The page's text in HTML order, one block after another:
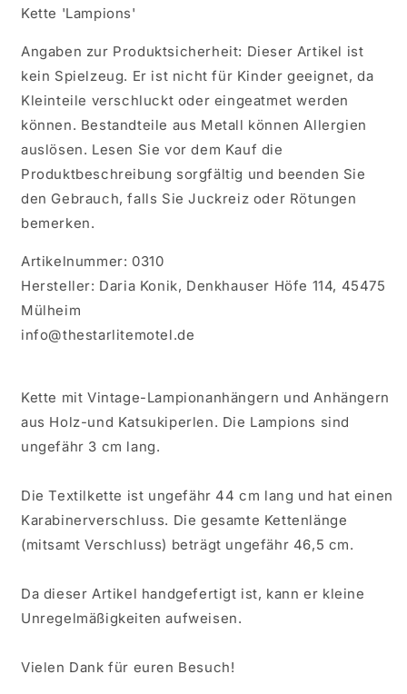
Kette 'Lampions'
Angaben zur Produktsicherheit: Dieser Artikel ist
kein Spielzeug. Er ist nicht für Kinder geeignet, da
Kleinteile verschluckt oder eingeatmet werden
können. Bestandteile aus Metall können Allergien
auslösen. Lesen Sie vor dem Kauf die
Produktbeschreibung sorgfältig und beenden Sie
den Gebrauch, falls Sie Juckreiz oder Rötungen
bemerken.
Artikelnummer: 0310
Hersteller: Daria Konik, Denkhauser Höfe 114, 45475
Mülheim
info@thestarlitemotel.de
Kette mit Vintage-Lampionanhängern und Anhängern
aus Holz-und Katsukiperlen. Die Lampions sind
ungefähr 3 cm lang.
Die Textilkette ist ungefähr 44 cm lang und hat einen
Karabinerverschluss. Die gesamte Kettenlänge
(mitsamt Verschluss) beträgt ungefähr 46,5 cm.
Da dieser Artikel handgefertigt ist, kann er kleine
Unregelmäßigkeiten aufweisen.
Vielen Dank für euren Besuch!